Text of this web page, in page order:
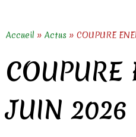
Accueil » Actus » COUPURE
JUIN 2026